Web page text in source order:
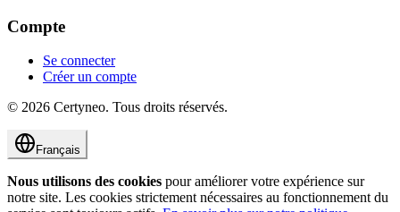
Compte
Se connecter
Créer un compte
© 2026 Certyneo. Tous droits réservés.
Français
Nous utilisons des cookies pour améliorer votre expérience sur
notre site. Les cookies strictement nécessaires au fonctionnement du